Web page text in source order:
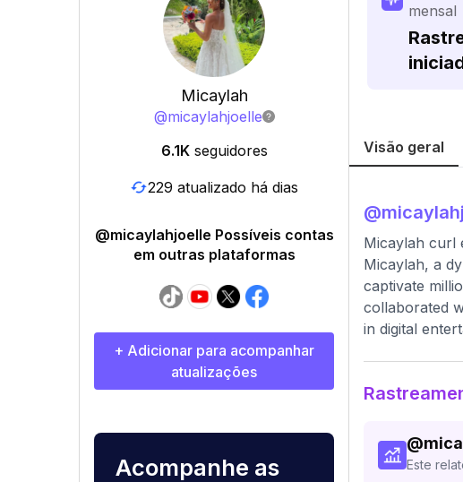
Micaylah
@micaylahjoelle
6.1K seguidores
229 atualizado há dias
@micaylahjoelle Possíveis contas
em outras plataformas
+ Adicionar para acompanhar
atualizações
Acompanhe as
mensal
Visão geral
@
Micaylah curl
Micaylah, a
captivate
collaborated
in digital
@
Este